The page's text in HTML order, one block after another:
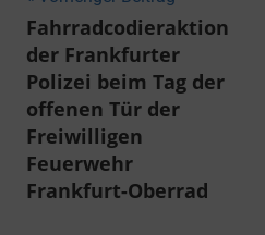
Fahrradcodieraktion
der Frankfurter
Polizei beim Tag der
offenen Tür der
Freiwilligen
Feuerwehr
Frankfurt-Oberrad